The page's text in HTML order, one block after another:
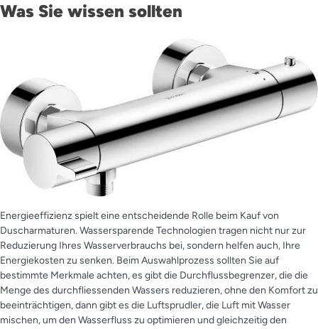
Was Sie wissen sollten
Energieeffizienz spielt eine entscheidende Rolle beim Kauf von
Duscharmaturen. Wassersparende Technologien tragen nicht nur zur
Reduzierung Ihres Wasserverbrauchs bei, sondern helfen auch, Ihre
Energiekosten zu senken. Beim Auswahlprozess sollten Sie auf
bestimmte Merkmale achten, es gibt die Durchflussbegrenzer, die die
Menge des durchfliessenden Wassers reduzieren, ohne den Komfort zu
beeinträchtigen, dann gibt es die Luftsprudler, die Luft mit Wasser
mischen, um den Wasserfluss zu optimieren und gleichzeitig den